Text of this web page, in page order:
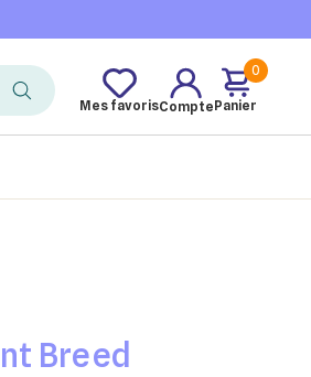
Mes favorisCompte
0
Panier
Breed